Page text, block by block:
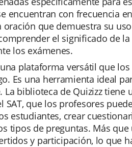
encuentran con frecuencia
oración que demuestra su
el significado de
los exámenes.
plataforma versátil que
Es una herramienta ideal
La biblioteca de Quizizz
SAT, que los profesores
estudiantes, crear
tipos de preguntas. Más
y participación, lo que